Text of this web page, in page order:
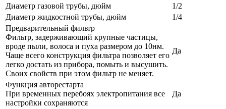
Диаметр газовой трубы, дюйм
1/2
Диаметр жидкостной трубы, дюйм
1/4
Предварительный фильтр
Фильтр, задерживающий крупные частицы,
вроде пыли, волоса и пуха размером до 10нм.
Чаще всего конструкция фильтра позволяет его
легко достать из прибора, помыть и высушить.
Своих свойств при этом фильтр не меняет.
Да
Функция авторестарта
При временных перебоях электропитания все
настройки сохраняются
Да